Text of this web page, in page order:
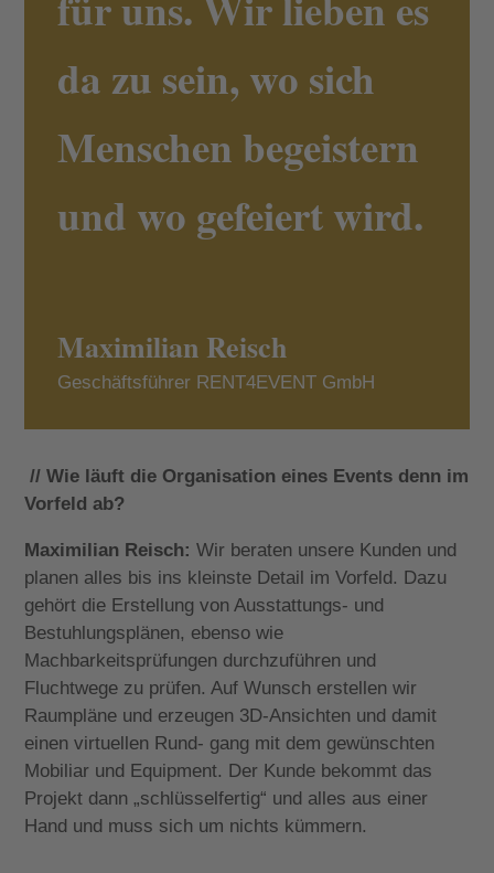
da zu sein, wo sich
Menschen begeistern
und wo gefeiert wird.
Maximilian Reisch
Geschäftsführer RENT4EVENT GmbH
// Wie läuft die Organisation eines Events denn im
Vorfeld ab?
Maximilian Reisch:Wir beraten unsere Kunden und
planen alles bis ins kleinste Detail im Vorfeld. Dazu
gehört die Erstellung von Ausstattungs- und
Bestuhlungsplänen, ebenso wie
Machbarkeitsprüfungen durchzuführen und
Fluchtwege zu prüfen. Auf Wunsch erstellen wir
Raumpläne und erzeugen 3D-Ansichten und damit
einen virtuellen Rund- gang mit dem gewünschten
Mobiliar und Equipment. Der Kunde bekommt das
Projekt dann „schlüsselfertig“ und alles aus einer
Hand und muss sich um nichts kümmern.